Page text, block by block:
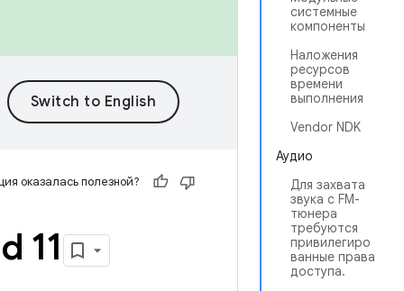
системные
компоненты
Наложения
ресурсов
времени
выполнения
Vendor NDK
Аудио
Для захвата
звука с FM-
тюнера
требуются
привилегиро
ванные права
доступа.
оказалась полезной?
11